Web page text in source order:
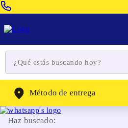
WhatsApp: (302) 262-4104
Método de entrega
Haz buscado: